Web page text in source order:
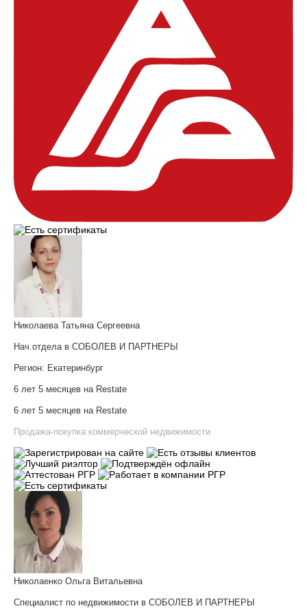
Николаева Татьяна Сергеевна
Нач.отдела в СОБОЛЕВ И ПАРТНЕРЫ
Регион: Екатеринбург
6 лет 5 месяцев на Restate
6 лет 5 месяцев на Restate
Продажа-покупка коммерческой недвижимости
Николаенко Ольга Витальевна
Специалист по недвижимости в СОБОЛЕВ И ПАРТНЕРЫ